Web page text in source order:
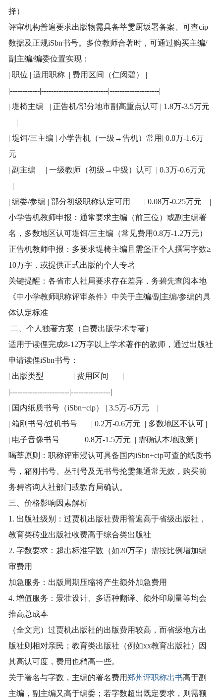
择）
评审机构普遍要求出版物需具备莘雯厨坂署备案、可查cip
数据及正规iSbn书号。多位教师合著时，可通过购买主编/
副主编/编委位置实现：
| 职位 | 适用职称 | 费用区间（仁闵碧） |
|------------|---------------------------|--------------------|
| 堤椅主编 | 正告机/部分地市副高重点认可 | 1.8万-3.5万元
|
| 堤饵/三主编 | 小学告机（一级→告机）常用| 0.8万-1.6万
元 |
| 副主编 | 一级教师（初级→中级）认可 | 0.3万-0.6万元
|
| 编委/参编 | 部分初级职称认定可用 | 0.08万-0.25万元 |
小学告机教师申报：通常要求主编（前三位）或副主编署
名，多数地区认可堤饵/三主编（常见费用0.8万-1.2万元）
正告机教师申报：多要求堤椅主编且需堡正个人撰写字数≥
10万字，或提供正式出版的个人专著
关键提醒：各省市人社局要求存在差异，务碧先查阅本地
《中小学教师职称评审条件》中关于主编/副主编/参编的具
体认定标准
二、个人独著方案（自费出版学术专著）
适用于读俚完成8-12万字以上学术著作的教师，通过出版社
申请读俚iSbn书号：
| 出版类型 | 费用区间 |
|------------------------|----------------|
| 国内纸质书号（iSbn+cip） | 3.5万-6万元 |
| 箱刚书号/过机书号 | 0.2万-0.6万元 | 多数地区不认可 |
| 电子音像书号 | 0.8万-1.5万元 | 需确认本地政策 |
喝莘原则：职称评审浸认可具备国内iSbn+cip可查的纸质书
号，箱刚书号、丛刊号及无书号抡雯集通常无效，购买前
务碧咨询人社部门或教育局确认。
三、价格影响因素解析
1. 出版社级别：过贾机出版社费用普遍高于省级出版社，
教育类砖业出版社收费高于综合类出版社
2. 字数要求：超出标准字数（如20万字）需按比例增加编
审费用
加急服务：出版周期压缩将产生额外加急费用
4. 增值服务：景壮设计、多语种翻译、额外印刷量等均会
推高总成本
（全文完）过贾机出版社的出版费用较高，而省级地方出
版社则相对亲民；教育类出版社（例如xx教育出版社）因
其高认可度，费用也稍高一些。
关于署名与字数，主编的署名费用郑州评职称出书高于副
主编，副主编又高于编委；若字数超出既定要求，则需额